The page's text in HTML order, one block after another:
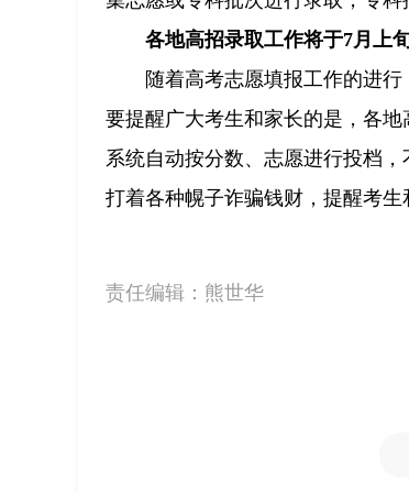
各地高招录取工作将于7月上
随着高考志愿填报工作的进
要提醒广大考生和家长的是，各
系统自动按分数、志愿进行投档，
打着各种幌子诈骗钱财，提醒考生
责任编辑： 熊世华